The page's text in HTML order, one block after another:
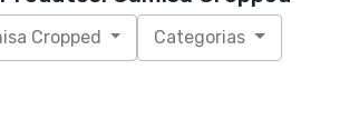
Cropped Categorias